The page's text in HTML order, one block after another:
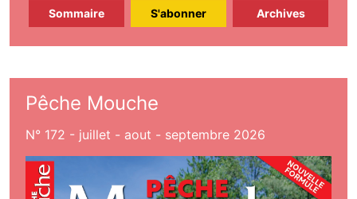
Sommaire S'abonner Archives
Pêche Mouche
N° 172 - juillet - aout - septembre 2026